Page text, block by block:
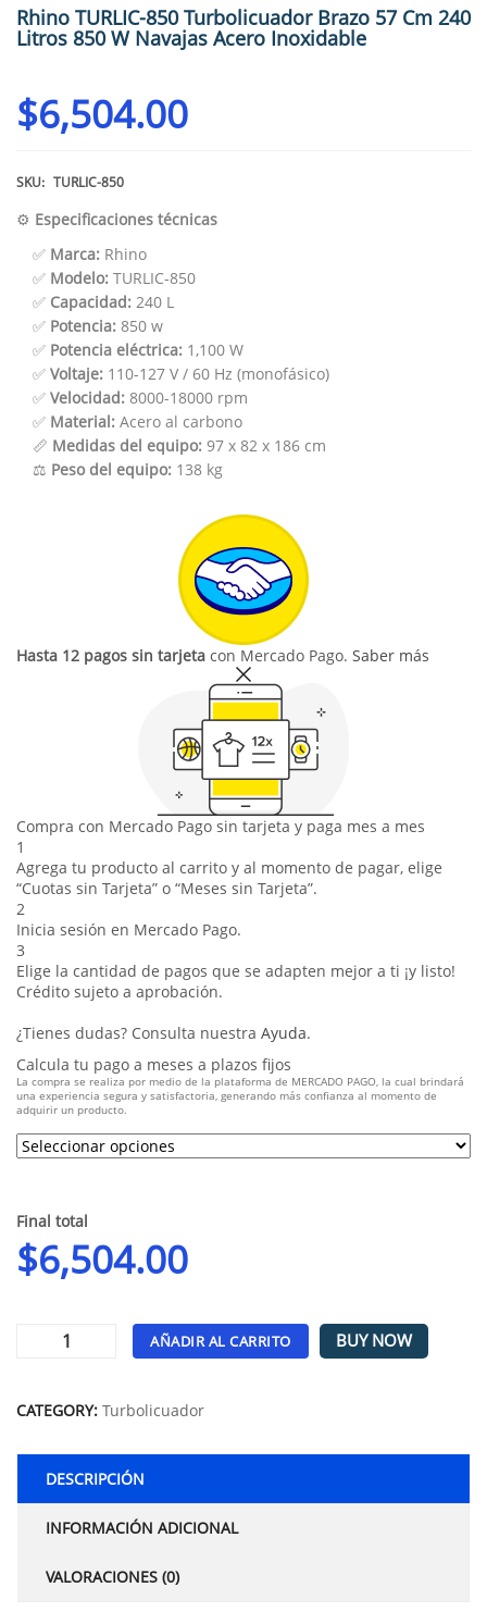
Rhino TURLIC-850 Turbolicuador Brazo 57 Cm 240
Litros 850 W Navajas Acero Inoxidable
$6,504.00
SKU: TURLIC-850
⚙️ Especificaciones técnicas
✅ Marca: Rhino
✅ Modelo: TURLIC-850
✅ Capacidad: 240 L
✅ Potencia: 850 w
✅ Potencia eléctrica: 1,100 W
✅ Voltaje: 110-127 V / 60 Hz (monofásico)
✅ Velocidad: 8000-18000 rpm
✅ Material: Acero al carbono
📏 Medidas del equipo: 97 x 82 x 186 cm
⚖️ Peso del equipo: 138 kg
Hasta 12 pagos sin tarjeta con Mercado Pago. Saber más
Compra con Mercado Pago sin tarjeta y paga mes a mes
1
Agrega tu producto al carrito y al momento de pagar, elige
“Cuotas sin Tarjeta” o “Meses sin Tarjeta”.
2
Inicia sesión en Mercado Pago.
3
Elige la cantidad de pagos que se adapten mejor a ti ¡y listo!
Crédito sujeto a aprobación.
¿Tienes dudas? Consulta nuestra Ayuda.
Calcula tu pago a meses a plazos fijos
La compra se realiza por medio de la plataforma de MERCADO PAGO, la cual brindará
una experiencia segura y satisfactoria, generando más confianza al momento de
adquirir un producto.
Final total
$6,504.00
AÑADIR AL CARRITO BUY NOW
CATEGORY: Turbolicuador
DESCRIPCIÓN
INFORMACIÓN ADICIONAL
VALORACIONES (0)